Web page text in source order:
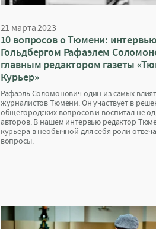
21 марта 2023
10 вопросов о Тюмени:
Гольдбергом Рафаэлем
главным редактором газеты
Курьер»
Рафаэль Соломонович один из самых
журналистов Тюмени. Он участвует в
общегородских вопросов и воспитал не
авторов. В нашем интервью редактор
курьера в необычной для себя роли
вопросы.